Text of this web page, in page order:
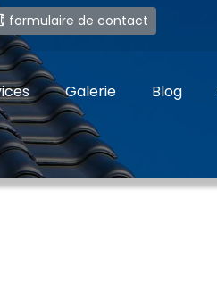
formulaire de contact
Galerie Blog